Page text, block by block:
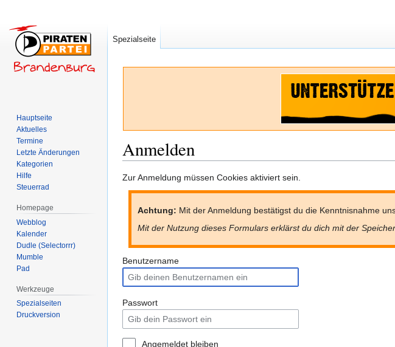
Anmelden
Zur
Navigation
Zur
Suche
Zur Anmeldung müssen Cookies aktiviert sein.
Achtung: Mit der Anmeldung bestätigst du die Kenntnisnahme
Mit der Nutzung dieses Formulars erklärst du dich mit der
Benutzername
Passwort
Angemeldet bleiben
Spezialseite
Hauptseite
Aktuelles
Termine
Letzte Änderungen
Kategorien
Hilfe
Steuerrad
Homepage
Webblog
Kalender
Dudle (Selectorrr)
Mumble
Pad
Werkzeuge
Spezialseiten
Druckversion